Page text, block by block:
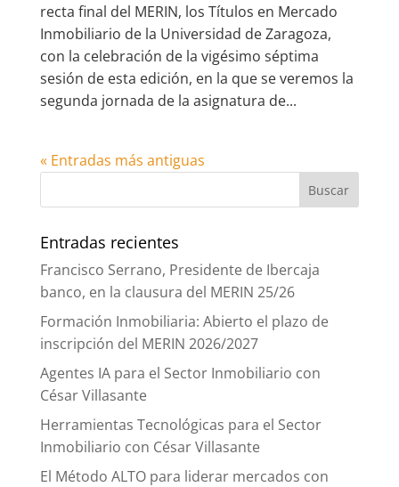
recta final del MERIN, los Títulos en Mercado
Inmobiliario de la Universidad de Zaragoza,
con la celebración de la vigésimo séptima
sesión de esta edición, en la que se veremos la
segunda jornada de la asignatura de...
« Entradas más antiguas
Entradas recientes
Francisco Serrano, Presidente de Ibercaja
banco, en la clausura del MERIN 25/26
Formación Inmobiliaria: Abierto el plazo de
inscripción del MERIN 2026/2027
Agentes IA para el Sector Inmobiliario con
César Villasante
Herramientas Tecnológicas para el Sector
Inmobiliario con César Villasante
El Método ALTO para liderar mercados con